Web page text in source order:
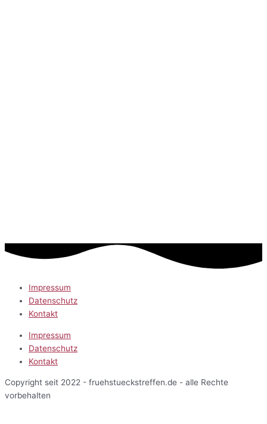
Impressum
Datenschutz
Kontakt
Impressum
Datenschutz
Kontakt
Copyright seit 2022 - fruehstueckstreffen.de - alle Rechte
vorbehalten